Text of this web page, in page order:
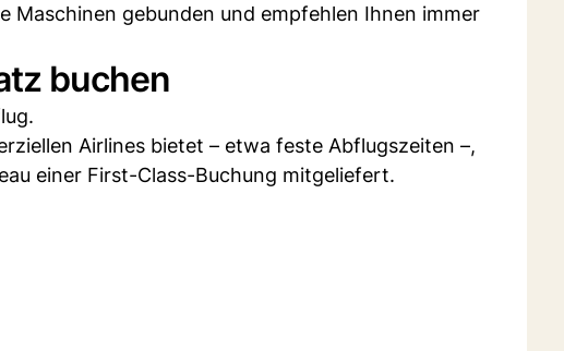
Maschinen gebunden und empfehlen Ihnen immer
buchen
Airlines bietet – etwa feste Abflugszeiten –,
einer First-Class-Buchung mitgeliefert.